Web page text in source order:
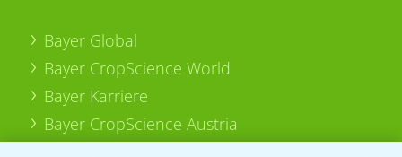
Bayer Global
Bayer CropScience World
Bayer Karriere
Bayer CropScience Austria